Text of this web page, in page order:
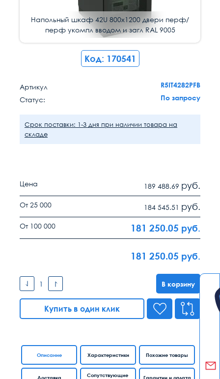
Напольный шкаф 42U 800х1200 двери перф/
перф укомпл вводом и загл RAL 9005
Напольный шкаф 42U 800х1200 двери перф/
перф укомпл вводом и загл RAL 9005
Код: 170541
Артикул
R5IT4282PFB
Статус:
По запросу
Срок поставки: 1-3 дня при наличии товара на
складе
Цена 189 488.69 руб.
От 25 000 184 545.51 руб.
От 100 000 181 250.05 руб.
181 250.05 руб.
В корзину
Купить в один клик
Описание Характеристики
Доставка
Похожие товары
Сопутствующие
Гарантии и оплата